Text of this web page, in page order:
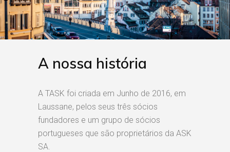
A nossa história
A TASK foi criada em Junho de 2016, em
Laussane, pelos seus três sócios
fundadores e um grupo de sócios
portugueses que são proprietários da ASK
SA.